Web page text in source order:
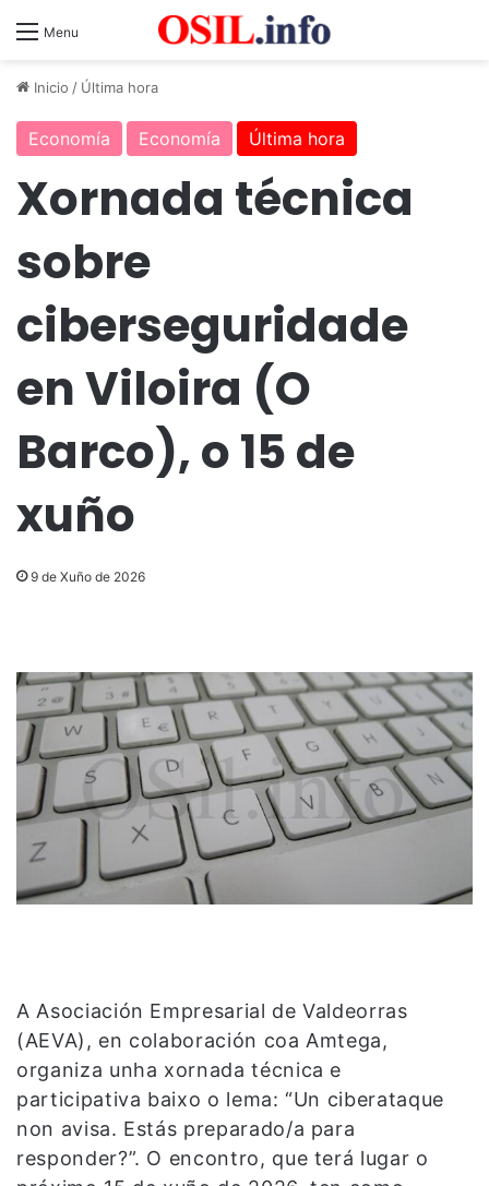
Menu
Inicio / Última hora
Economía Economía Última hora
Xornada técnica
sobre
ciberseguridade
en Viloira (O
Barco), o 15 de
xuño
9 de Xuño de 2026
A Asociación Empresarial de Valdeorras
(AEVA), en colaboración coa Amtega,
organiza unha xornada técnica e
participativa baixo o lema: “Un ciberataque
non avisa. Estás preparado/a para
responder?”. O encontro, que terá lugar o